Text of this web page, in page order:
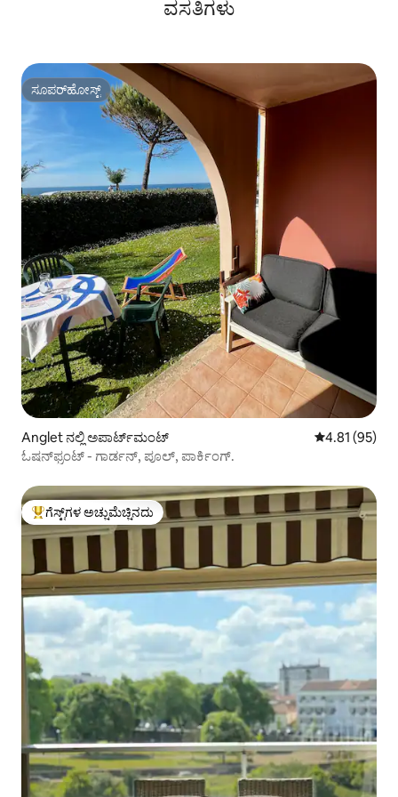
ವಸತಿಗಳು
ಸೂಪರ್‌ಹೋಸ್ಟ್
ಸೂಪರ್‌ಹೋಸ್ಟ್
Anglet ನಲ್ಲಿ ಅಪಾರ್ಟ್‌ಮಂಟ್ 5 ರಲ್ಲಿ 4.81
4.81 (95)
ಓಷನ್‌ಫ್ರಂಟ್ - ಗಾರ್ಡನ್, ಪೂಲ್, ಪಾರ್ಕಿಂಗ್.
ಗೆಸ್ಟ್‌ಗಳಿಗೆ ಅತಿ ಹೆಚ್ಚು ಅಚ್ಚುಮೆಚ್ಚಿನದು
ಗೆಸ್ಟ್‌ಗಳ ಅಚ್ಚುಮೆಚ್ಚಿನದು